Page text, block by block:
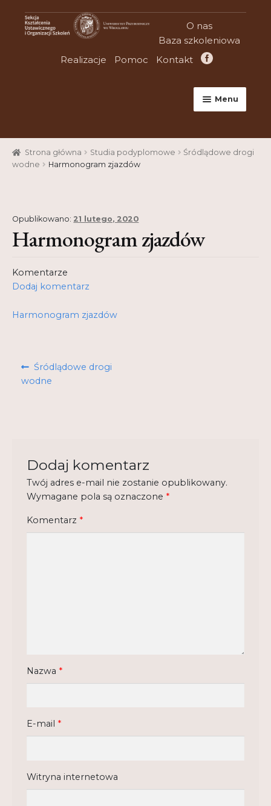
Przejdź
do
Przejdź
do
O nas
Baza szkoleniowa
Realizacje
Pomoc Kontakt
Menu
Strona główna
Aktualności
Cart
Checkout
Kontakt
My Account
O nas
Realizacje
Realizacje
Mistrzowie dydaktyki 2
Strona główna Studia podyplomowe
Śródlądowe drogi
wodne
Harmonogram zjazdów
Opublikowano: 21 lutego, 2020
Harmonogram zjazdów
Komentarze
Dodaj komentarz
Harmonogram zjazdów
Nawigacja
wpisu
Poprzedni
wpis:
Śródlądowe drogi
wodne
Dodaj komentarz
Twój adres e-mail nie zostanie opublikowany.
Wymagane pola są oznaczone *
Komentarz *
Nazwa *
E-mail *
Witryna internetowa